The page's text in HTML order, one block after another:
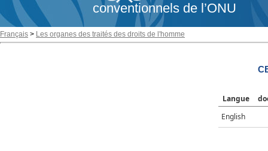
conventionnels de l’ONU
Français > Les organes des traités des droits de l'homme
Langue
English